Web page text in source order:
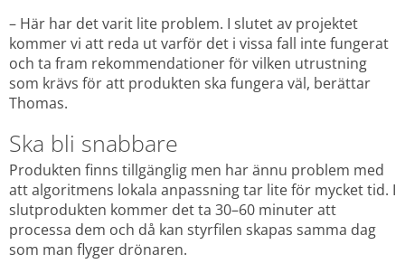
– Här har det varit lite problem. I slutet av projektet
kommer vi att reda ut varför det i vissa fall inte fungerat
och ta fram rekommendationer för vilken utrustning
som krävs för att produkten ska fungera väl, berättar
Thomas.
Ska bli snabbare
Produkten finns tillgänglig men har ännu problem med
att algoritmens lokala anpassning tar lite för mycket tid. I
slutprodukten kommer det ta 30–60 minuter att
processa dem och då kan styrfilen skapas samma dag
som man flyger drönaren.